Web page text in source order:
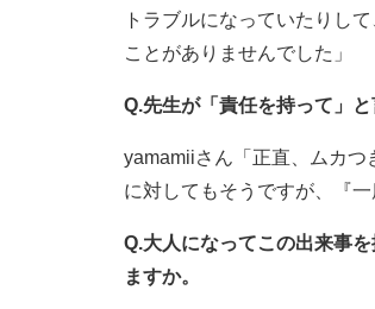
トラブルになっていたりし
ことがありませんでした」
Q.先生が「責任を持って」
yamamiiさん「正直、ムカつ
に対してもそうですが、『
Q.大人になってこの出来事
ますか。